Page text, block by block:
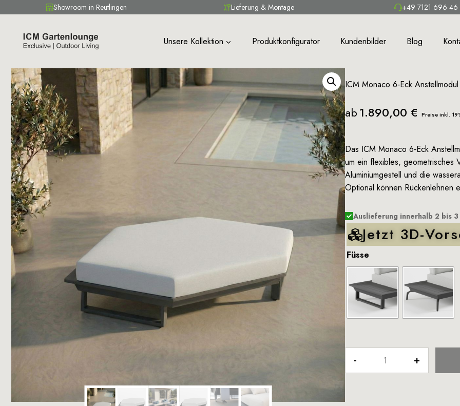
Showroom in Reutlingen Lieferung & Montage +49 7121 696 46
Unsere Kollektion Produktkonfigurator Kundenbilder Blog
ICM Monaco 6‑Eck
ab1.890,00 € Preise inkl.
Das ICM Monaco 6‑Eck
um ein flexibles, geometrisches
Aluminiumgestell und die
Optional können Rückenlehnen
Auslieferung innerhalb 2 bis 3
Jetzt 3D-
Füsse